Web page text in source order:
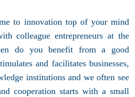
to innovation top of your mind
colleague entrepreneurs at the
do you benefit from a good
and facilitates businesses,
institutions and we often see
cooperation starts with a small